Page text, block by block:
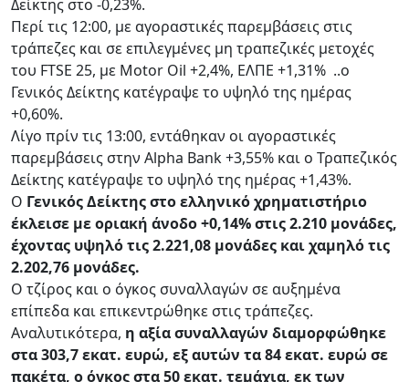
Δείκτης στο -0,23%.
Περί τις 12:00, με αγοραστικές παρεμβάσεις στις
τράπεζες και σε επιλεγμένες μη τραπεζικές μετοχές
του FTSE 25, με Motor Oil +2,4%, EΛΠΕ +1,31% ..ο
Γενικός Δείκτης κατέγραψε το υψηλό της ημέρας
+0,60%.
Λίγο πρίν τις 13:00, εντάθηκαν οι αγοραστικές
παρεμβάσεις στην Alpha Bank +3,55% και ο Τραπεζικός
Δείκτης κατέγραψε το υψηλό της ημέρας +1,43%.
Ο Γενικός Δείκτης στο ελληνικό χρηματιστήριο
έκλεισε με οριακή άνοδο +0,14% στις 2.210 μονάδες,
έχοντας υψηλό τις 2.221,08 μονάδες και χαμηλό τις
2.202,76 μονάδες.
Ο τζίρος και ο όγκος συναλλαγών σε αυξημένα
επίπεδα και επικεντρώθηκε στις τράπεζες.
Αναλυτικότερα, η αξία συναλλαγών διαμορφώθηκε
στα 303,7 εκατ. ευρώ, εξ αυτών τα 84 εκατ. ευρώ σε
πακέτα, ο όγκος στα 50 εκατ. τεμάχια, εκ των